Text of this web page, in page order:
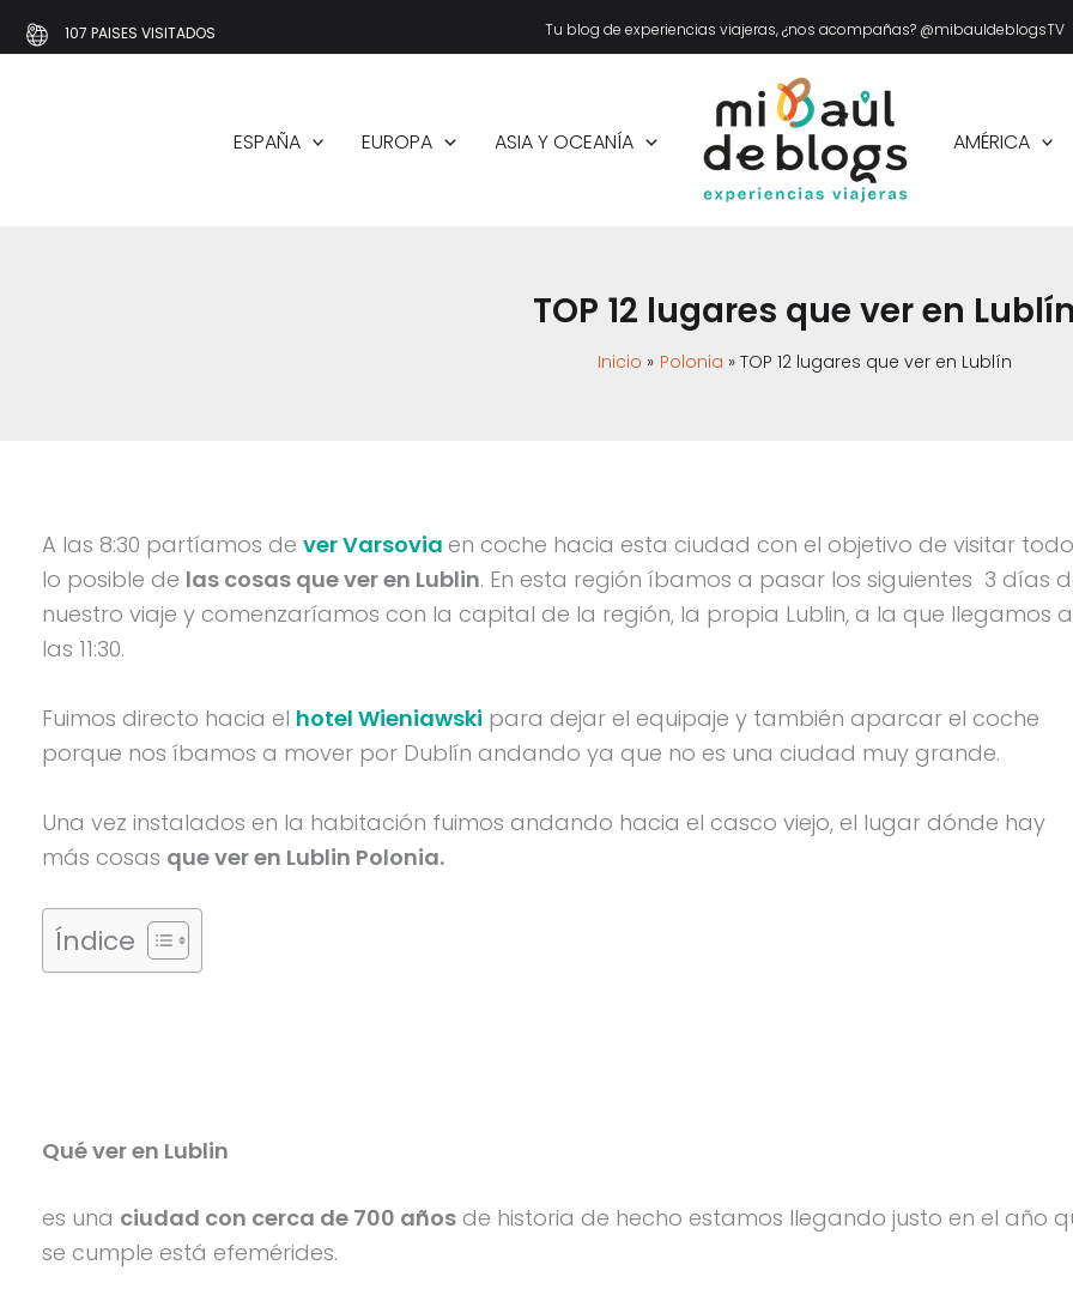
al
107 PAISES VISITADOS Tu blog de experiencias viajeras, ¿nos acompañas? @mibauldeblogsTV
ESPAÑA EUROPA ASIA Y OCEANÍA AMÉRICA
TOP 12 lugares que ver en
Inicio Polonia TOP 12 lugares que ver en Lublín
A las 8:30 partíamos de ver Varsovia en coche hacia esta ciudad con el objetivo de visitar todo
lo posible de las cosas que ver en Lublin. En esta región íbamos a pasar los siguientes 3 días
nuestro viaje y comenzaríamos con la capital de la región, la propia Lublin, a la que llegamos a
las 11:30.
Fuimos directo hacia el hotel Wieniawski para dejar el equipaje y también aparcar el coche
porque nos íbamos a mover por Dublín andando ya que no es una ciudad muy grande.
Una vez instalados en la habitación fuimos andando hacia el casco viejo, el lugar dónde hay
más cosas que ver en Lublin Polonia.
Índice
Qué ver en Lublin
es una ciudad con cerca de 700 años de historia de hecho estamos llegando justo en el año
se cumple está efemérides.